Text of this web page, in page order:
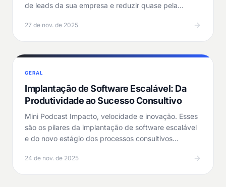
de leads da sua empresa e reduzir quase pela…
27 de nov. de 2025
GERAL
Implantação de Software Escalável: Da
Produtividade ao Sucesso Consultivo
Mini Podcast Impacto, velocidade e inovação. Esses
são os pilares da implantação de software escalável
e do novo estágio dos processos consultivos…
24 de nov. de 2025